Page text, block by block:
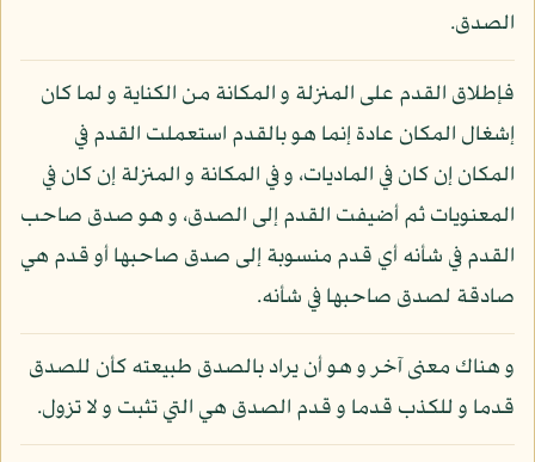
الصدق.
فإطلاق القدم على المنزلة و المكانة من الكناية و لما كان
إشغال المكان عادة إنما هو بالقدم استعملت القدم في
المكان إن كان في الماديات، و في المكانة و المنزلة إن كان في
المعنويات ثم أضيفت القدم إلى الصدق، و هو صدق صاحب
القدم في شأنه أي قدم منسوبة إلى صدق صاحبها أو قدم هي
صادقة لصدق صاحبها في شأنه.
و هناك معنى آخر و هو أن يراد بالصدق طبيعته كأن للصدق
قدما و للكذب قدما و قدم الصدق هي التي تثبت و لا تزول.